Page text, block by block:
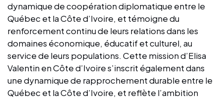
dynamique de coopération diplomatique entre le
Québec et la Côte d’Ivoire, et témoigne du
renforcement continu de leurs relations dans les
domaines économique, éducatif et culturel, au
service de leurs populations. Cette mission d’Elisa
Valentin en Côte d’Ivoire s’inscrit également dans
une dynamique de rapprochement durable entre le
Québec et la Côte d’Ivoire, et reflète l’ambition